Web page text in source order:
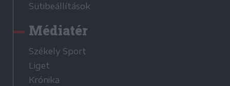
Sütibeállítások
Médiatér
Székely Sport
Liget
Krónika